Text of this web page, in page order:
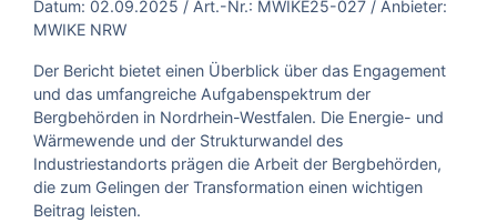
Datum: 02.09.2025 / Art.-Nr.: MWIKE25-027 / Anbieter:
MWIKE NRW
Der Bericht bietet einen Überblick über das Engagement
und das umfangreiche Aufgabenspektrum der
Bergbehörden in Nordrhein-Westfalen. Die Energie- und
Wärmewende und der Strukturwandel des
Industriestandorts prägen die Arbeit der Bergbehörden,
die zum Gelingen der Transformation einen wichtigen
Beitrag leisten.